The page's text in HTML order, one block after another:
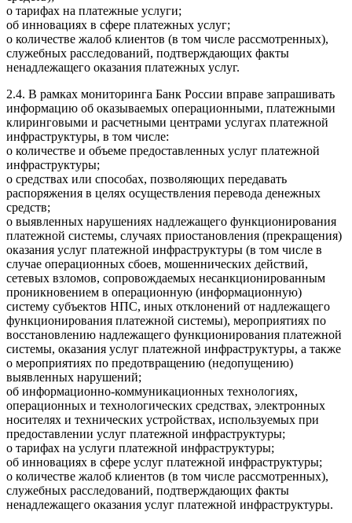
о тарифах на платежные услуги;
об инновациях в сфере платежных услуг;
о количестве жалоб клиентов (в том числе рассмотренных),
служебных расследований, подтверждающих факты
ненадлежащего оказания платежных услуг.
2.4. В рамках мониторинга Банк России вправе запрашивать
информацию об оказываемых операционными, платежными
клиринговыми и расчетными центрами услугах платежной
инфраструктуры, в том числе:
о количестве и объеме предоставленных услуг платежной
инфраструктуры;
о средствах или способах, позволяющих передавать
распоряжения в целях осуществления перевода денежных
средств;
о выявленных нарушениях надлежащего функционирования
платежной системы, случаях приостановления (прекращения)
оказания услуг платежной инфраструктуры (в том числе в
случае операционных сбоев, мошеннических действий,
сетевых взломов, сопровождаемых несанкционированным
проникновением в операционную (информационную)
систему субъектов НПС, иных отклонений от надлежащего
функционирования платежной системы), мероприятиях по
восстановлению надлежащего функционирования платежной
системы, оказания услуг платежной инфраструктуры, а также
о мероприятиях по предотвращению (недопущению)
выявленных нарушений;
об информационно-коммуникационных технологиях,
операционных и технологических средствах, электронных
носителях и технических устройствах, используемых при
предоставлении услуг платежной инфраструктуры;
о тарифах на услуги платежной инфраструктуры;
об инновациях в сфере услуг платежной инфраструктуры;
о количестве жалоб клиентов (в том числе рассмотренных),
служебных расследований, подтверждающих факты
ненадлежащего оказания услуг платежной инфраструктуры.